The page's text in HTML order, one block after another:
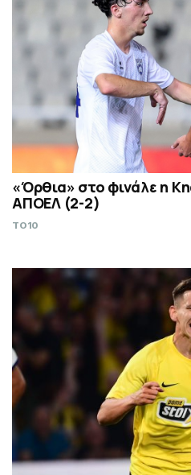
«Όρθια» στο φινάλε η
ΑΠΟΕΛ (2-2)
TO10